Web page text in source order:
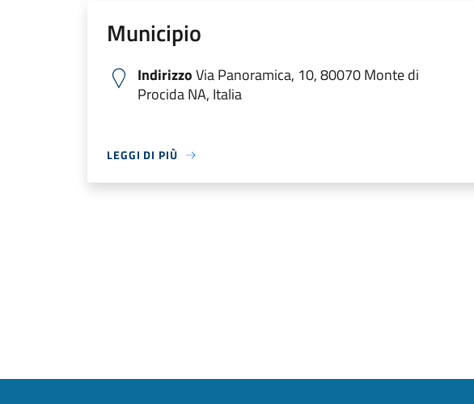
Municipio
IndirizzoVia Panoramica, 10, 80070 Monte di
Procida NA, Italia
LEGGI DI PIÙ